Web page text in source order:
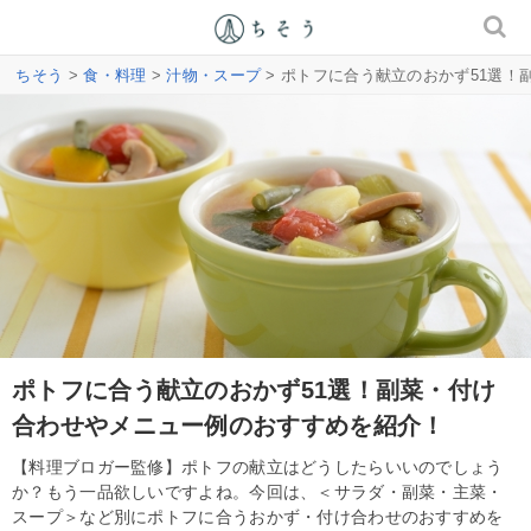
ちそう >食・料理 >汁物・スープ> ポトフに合う献立のおかず51選！
ポトフに合う献立のおかず51選！副菜・付け
合わせやメニュー例のおすすめを紹介！
【料理ブロガー監修】ポトフの献立はどうしたらいいのでしょう
か？もう一品欲しいですよね。今回は、＜サラダ・副菜・主菜・
スープ＞など別にポトフに合うおかず・付け合わせのおすすめを